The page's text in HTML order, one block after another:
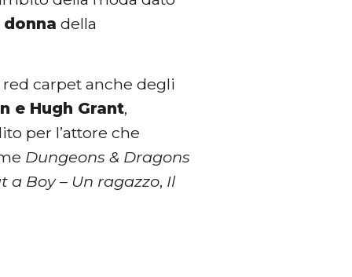
della
carpet anche degli
e Hugh Grant,
per l’attore che
Dungeons & Dragons
a Boy – Un ragazzo, Il